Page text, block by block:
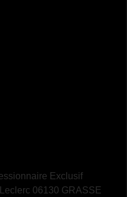
Exclusif
06130 GRASSE